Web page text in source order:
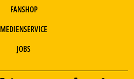
FANSHOP
MEDIENSERVICE
JOBS